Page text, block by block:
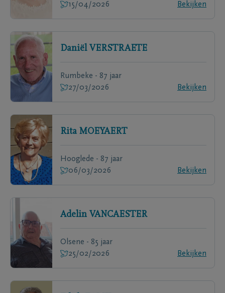
15/04/2026
Bekijken
Daniël VERSTRAETE
Rumbeke - 87 jaar
27/03/2026
Bekijken
Rita MOEYAERT
Hooglede - 87 jaar
06/03/2026
Bekijken
Adelin VANCAESTER
Olsene - 85 jaar
25/02/2026
Bekijken